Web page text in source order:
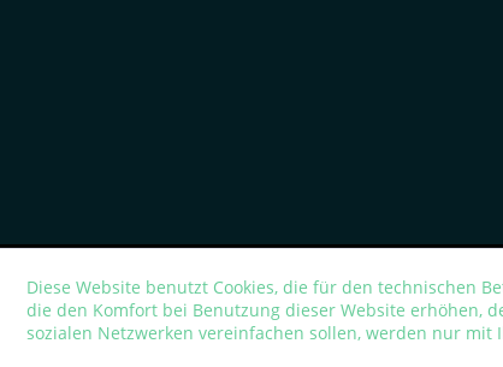
Diese Website benutzt Cookies, die für den technischen
die den Komfort bei Benutzung dieser Website erhöhen,
sozialen Netzwerken vereinfachen sollen, werden nur mit